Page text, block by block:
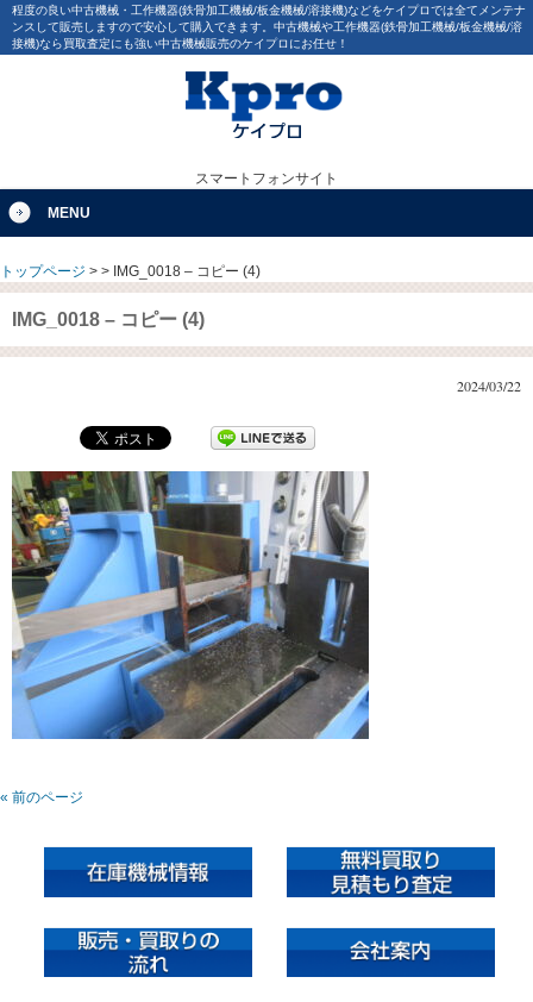
程度の良い中古機械・工作機器(鉄骨加工機械/板金機械/溶接機)などをケイプロでは全てメンテナ
ンスして販売しますので安心して購入できます。中古機械や工作機器(鉄骨加工機械/板金機械/溶
接機)なら買取査定にも強い中古機械販売のケイプロにお任せ！
スマートフォンサイト
MENU
トップページ > > IMG_0018 – コピー (4)
IMG_0018 – コピー (4)
2024/03/22
« 前のページ